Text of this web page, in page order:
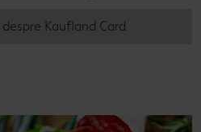
Kaufland Card